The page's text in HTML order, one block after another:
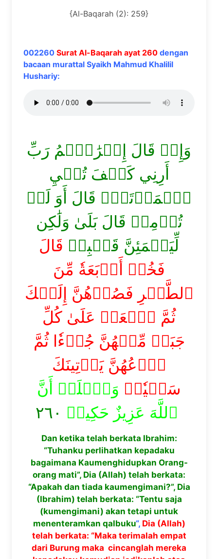
{Al-Baqarah (2): 259}
002260 Surat Al-Baqarah ayat 260 dengan
bacaan murattal Syaikh Mahmud Khalilil
Hushariy:
وَإِذۡ قَالَ إِبۡرَٰهِ‍ۧمُ رَبِّ
أَرِنِي كَيۡفَ تُحۡيِ
ٱلۡمَوۡتَىٰۖ قَالَ أَوَ لَمۡ
تُؤۡمِنۖ قَالَ بَلَىٰ وَلَٰكِن
لِّيَطۡمَئِنَّ قَلۡبِيۖ قَالَ
فَخُذۡ أَرۡبَعَةٗ مِّنَ
ٱلطَّيۡرِ فَصُرۡهُنَّ إِلَيۡكَ
ثُمَّ ٱجۡعَلۡ عَلَىٰ كُلِّ
جَبَلٖ مِّنۡهُنَّ جُزۡءٗا ثُمَّ
ٱدۡعُهُنَّ يَأۡتِينَكَ
سَعۡيٗاۚ وَٱعۡلَمۡ أَنَّ
ٱللَّهَ عَزِيزٌ حَكِيمٞ
Dan ketika telah berkata Ibrahim:
“Tuhanku perlihatkan kepadaku
bagaimana Kaumenghidupkan Orang-
orang mati”, Dia (Allah) telah berkata:
“Apakah dan tiada kaumengimani?”, Dia
(Ibrahim) telah berkata: “Tentu saja
(kumengimani) akan tetapi untuk
menenteramkan qalbuku“, Dia (Allah)
telah berkata: “Maka terimalah empat
dari Burung maka cincanglah mereka